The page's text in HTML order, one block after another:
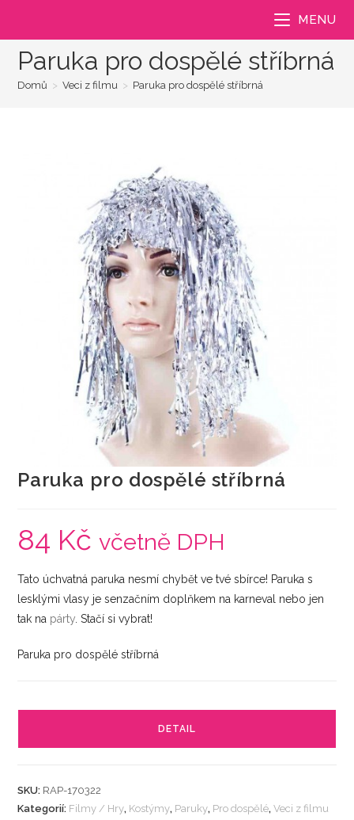
MENU
Paruka pro dospělé stříbrná
Domů > Veci z filmu > Paruka pro dospělé stříbrná
Paruka pro dospělé stříbrná
84 Kč včetně DPH
Tato úchvatná paruka nesmí chybět ve tvé sbírce! Paruka s
lesklými vlasy je senzačním doplňkem na karneval nebo jen
tak na párty . Stačí si vybrat!
Paruka pro dospělé stříbrná
DETAIL
SKU: RAP-170322
Kategorií: Filmy / Hry, Kostýmy, Paruky, Pro dospělé,Veci z filmu